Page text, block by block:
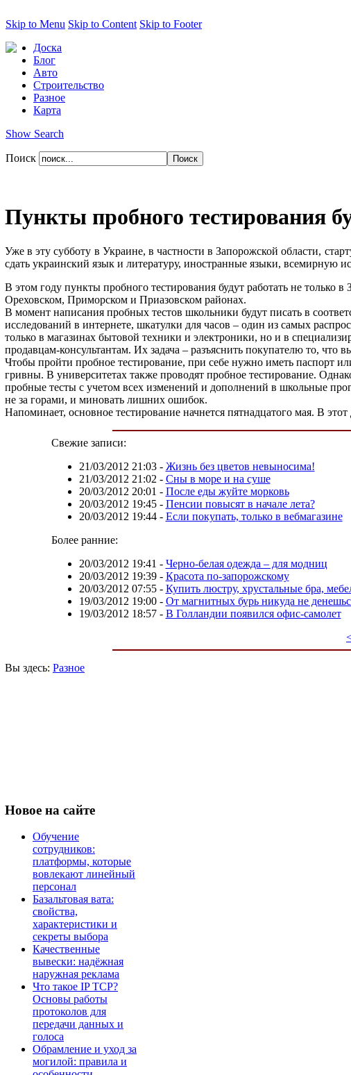
Skip to Menu Skip to Content Skip to Footer
Доска
Блог
Авто
Строительство
Разное
Карта
Show Search
Поиск
Пункты пробного тестирования
Уже в эту субботу в Украине, в частности в Запорожской области,
сдать украинский язык и литературу, иностранные языки,
В этом году пункты пробного тестирования будут работать не
Ореховском, Приморском и Приазовском районах.
В момент написания пробных тестов школьники будут писать в
исследований в интернете, шкатулки для часов – один из самых
только в магазинах бытовой техники и электроники, но и в
продавцам-консультантам. Их задача – разъяснить покупателю то, что
Чтобы пройти пробное тестирование, при себе нужно иметь паспорт
гривны. В университетах также проводят пробное тестирование.
пробные тесты с учетом всех изменений и дополнений в школьные
не за горами, и миновать лишних ошибок.
Напоминает, основное тестирование начнется пятнадцатого мая. В
Свежие записи:
21/03/2012 21:03- Жизнь без цветов невыносима!
21/03/2012 21:02 - Сны в море и на суше
20/03/2012 20:01 - После еды жуйте морковь
20/03/2012 19:45- Пенсии повысят в начале лета?
20/03/2012 19:44- Если покупать, только в вебмагазине
Более ранние:
20/03/2012 19:41 - Черно-белая одежда – для модниц
20/03/2012 19:39- Красота по-запорожскому
20/03/2012 07:55- Купить люстру, хрустальные бра,
19/03/2012 19:00- От магнитных бурь никуда не
19/03/2012 18:57- В Голландии появился офис-самолет
Вы здесь: Разное
Новое на сайте
Обучение
сотрудников:
платформы, которые
вовлекают линейный
персонал
Базальтовая вата:
свойства,
характеристики и
секреты выбора
Качественные
вывески: надёжная
наружная реклама
Что такое IP TCP?
Основы работы
протоколов для
передачи данных и
голоса
Обрамление и уход за
могилой: правила и